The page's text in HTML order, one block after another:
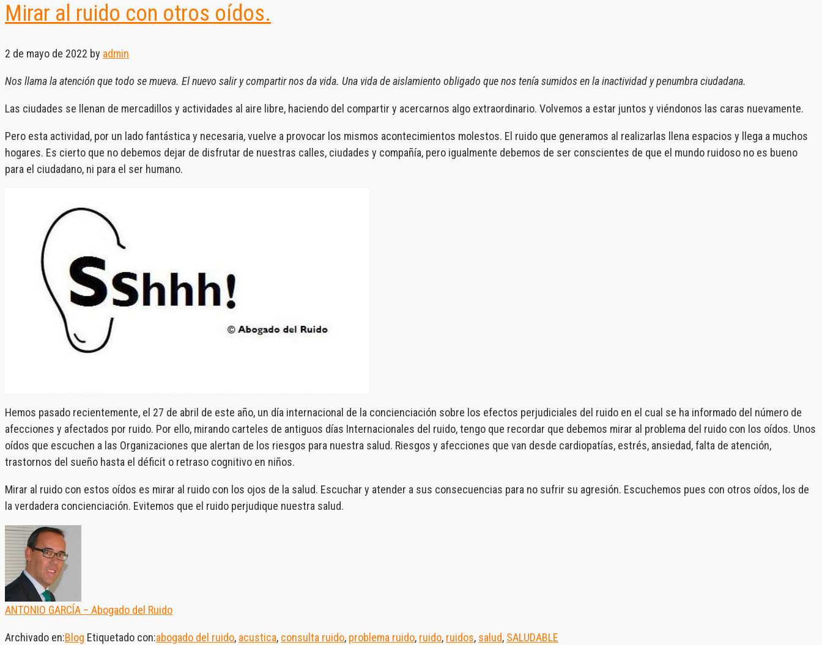
Mirar al ruido con otros oídos.
2 de mayo de 2022 by admin
Nos llama la atención que todo se mueva. El nuevo salir y compartir nos da vida. Una vida de aislamiento obligado que nos tenía sumidos en la inactividad y penumbra ciudadana.
Las ciudades se llenan de mercadillos y actividades al aire libre, haciendo del compartir y acercarnos algo extraordinario. Volvemos a estar juntos y viéndonos las caras nuevamente.
Pero esta actividad, por un lado fantástica y necesaria, vuelve a provocar los mismos acontecimientos molestos. El ruido que generamos al realizarlas llena espacios y llega a muchos
hogares. Es cierto que no debemos dejar de disfrutar de nuestras calles, ciudades y compañía, pero igualmente debemos de ser conscientes de que el mundo ruidoso no es bueno
para el ciudadano, ni para el ser humano.
Hemos pasado recientemente, el 27 de abril de este año, un día internacional de la concienciación sobre los efectos perjudiciales del ruido en el cual se ha informado del número de
afecciones y afectados por ruido. Por ello, mirando carteles de antiguos días Internacionales del ruido, tengo que recordar que debemos mirar al problema del ruido con los oídos. Unos
oídos que escuchen a las Organizaciones que alertan de los riesgos para nuestra salud. Riesgos y afecciones que van desde cardiopatías, estrés, ansiedad, falta de atención,
trastornos del sueño hasta el déficit o retraso cognitivo en niños.
Mirar al ruido con estos oídos es mirar al ruido con los ojos de la salud. Escuchar y atender a sus consecuencias para no sufrir su agresión. Escuchemos pues con otros oídos, los de
la verdadera concienciación. Evitemos que el ruido perjudique nuestra salud.
ANTONIO GARCÍA – Abogado del Ruido
Archivado en:Blog Etiquetado con:abogado del ruido, acustica, consulta ruido, problema ruido, ruido, ruidos, salud, SALUDABLE